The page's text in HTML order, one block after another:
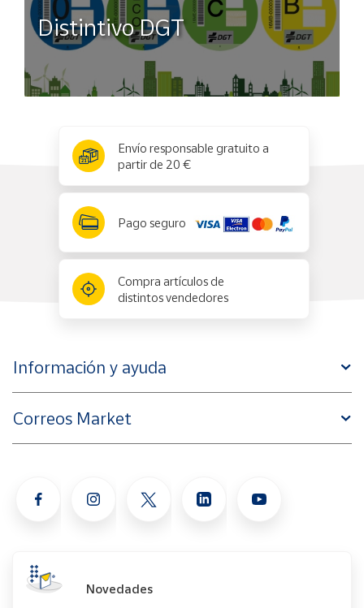
Distintivo DGT
Envío responsable gratuito a
partir de 20 €
Pago seguro
Compra artículos de
distintos vendedores
Información y ayuda
Correos Market
Novedades